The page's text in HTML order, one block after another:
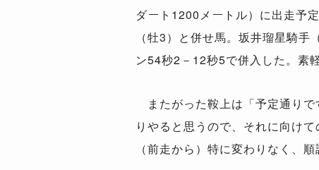
ダート1200メートル）に出走予
（牡3）と併せ馬。坂井瑠星騎手
ン54秒2－12秒5で併入した。素
またがった鞍上は「予定通り
りやると思うので、それに向けて
（前走から）特に変わりなく、